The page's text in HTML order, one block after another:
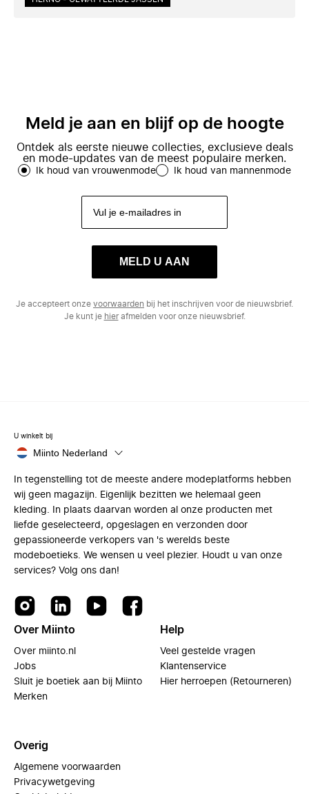
Meld je aan en blijf op de hoogte
Ontdek als eerste nieuwe collecties, exclusieve deals
en mode-updates van de meest populaire merken.
Ik houd van vrouwenmode Ik houd van mannenmode
MELD U AAN
Je accepteert onze voorwaarden bij het inschrijven voor de nieuwsbrief.
Je kunt je hierafmelden voor onze nieuwsbrief.
U winkelt bij
Miinto Nederland
In tegenstelling tot de meeste andere modeplatforms hebben
wij geen magazijn. Eigenlijk bezitten we helemaal geen
kleding. In plaats daarvan worden al onze producten met
liefde geselecteerd, opgeslagen en verzonden door
gepassioneerde verkopers van 's werelds beste
modeboetieks. We wensen u veel plezier. Houdt u van onze
services? Volg ons dan!
Over Miinto
Over miinto.nl
Jobs
Sluit je boetiek aan bij Miinto
Merken
Help
Veel gestelde vragen
Klantenservice
Hier herroepen (Retourneren)
Overig
Algemene voorwaarden
Privacywetgeving